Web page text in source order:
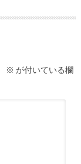
※ が付いている欄